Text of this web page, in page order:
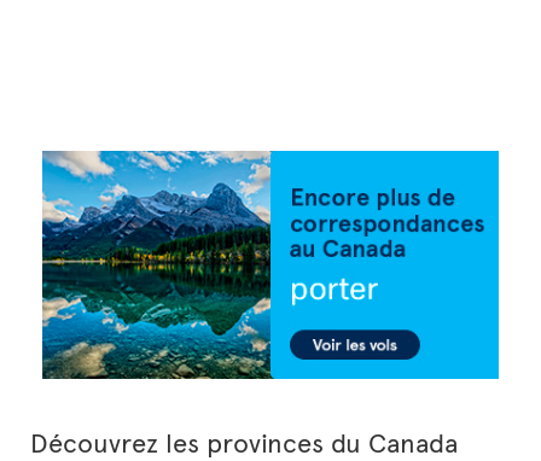
Découvrez les provinces du Canada